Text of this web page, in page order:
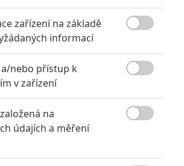
Recenze: Godzilla x Kong: Nové
impérium
Recenze: Opičí muž
zařízení na základě
informací
nebo přístup k
v zařízení
na
údajích a měření